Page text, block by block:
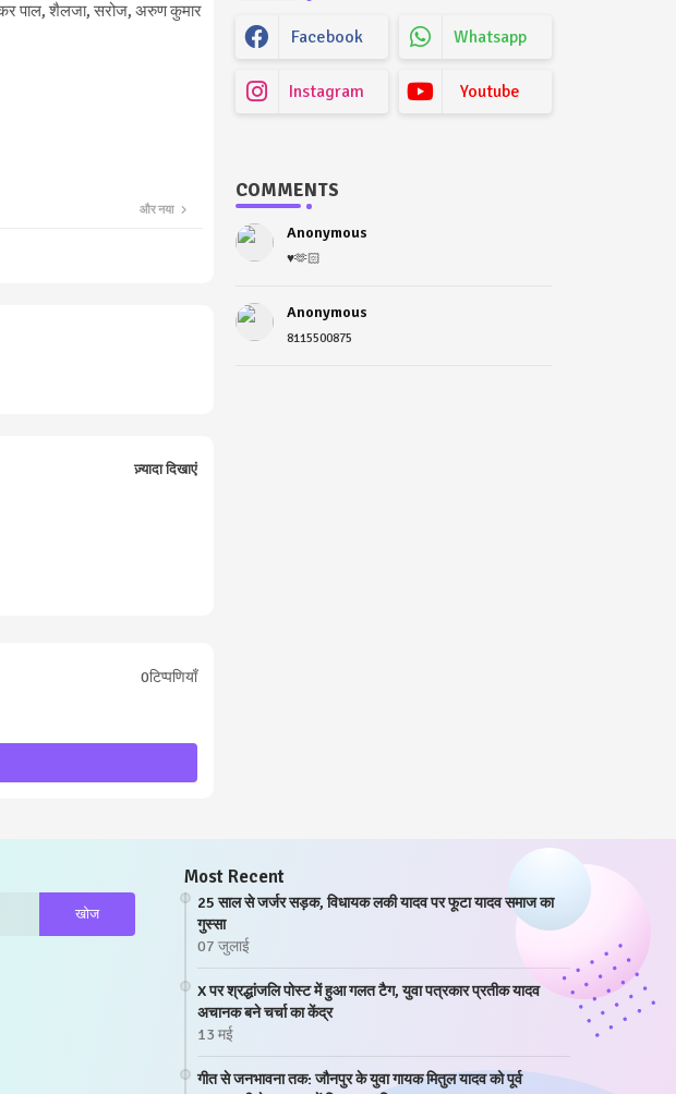
पाल, शैलजा, सरोज, अरुण कुमार
और नया
ज़्यादा दिखाएं
0टिप्पणियाँ
Facebook Whatsapp
Instagram Youtube
COMMENTS
Anonymous
♥️🫶🏻
Anonymous
8115500875
Most Recent
25 साल से जर्जर सड़क, विधायक लकी यादव पर फूटा यादव समाज का
गुस्सा
07 जुलाई
X पर श्रद्धांजलि पोस्ट में हुआ गलत टैग, युवा पत्रकार प्रतीक यादव
अचानक बने चर्चा का केंद्र
13 मई
गीत से जनभावना तक: जौनपुर के युवा गायक मितुल यादव को पूर्व